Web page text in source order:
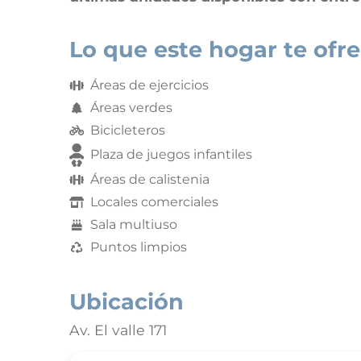
Lo que este hogar te
Áreas de ejercicios
Áreas verdes
Bicicleteros
Plaza de juegos infantiles
Áreas de calistenia
Locales comerciales
Sala multiuso
Puntos limpios
Ubicación
Av. El valle 171